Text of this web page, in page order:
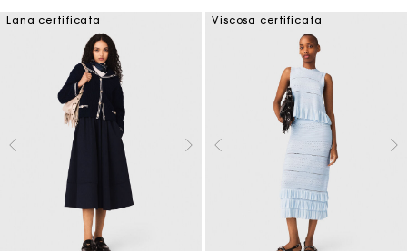
Lana certificata Viscosa certificata